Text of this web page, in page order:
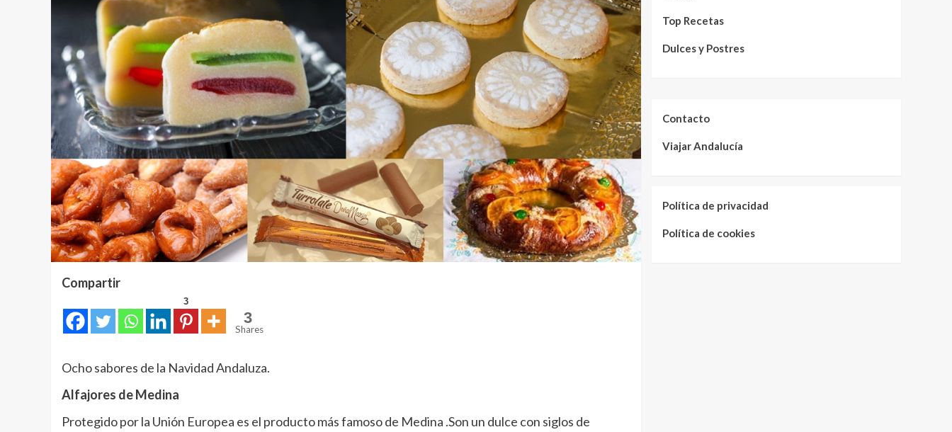
Compartir
3
3
Shares
Ocho sabores de la Navidad Andaluza.
Alfajores de Medina
Protegido por la Unión Europea es el producto más famoso de Medina .Son un dulce con siglos de
Top Recetas
Dulces y Postres
Contacto
Viajar Andalucía
Política de privacidad
Política de cookies